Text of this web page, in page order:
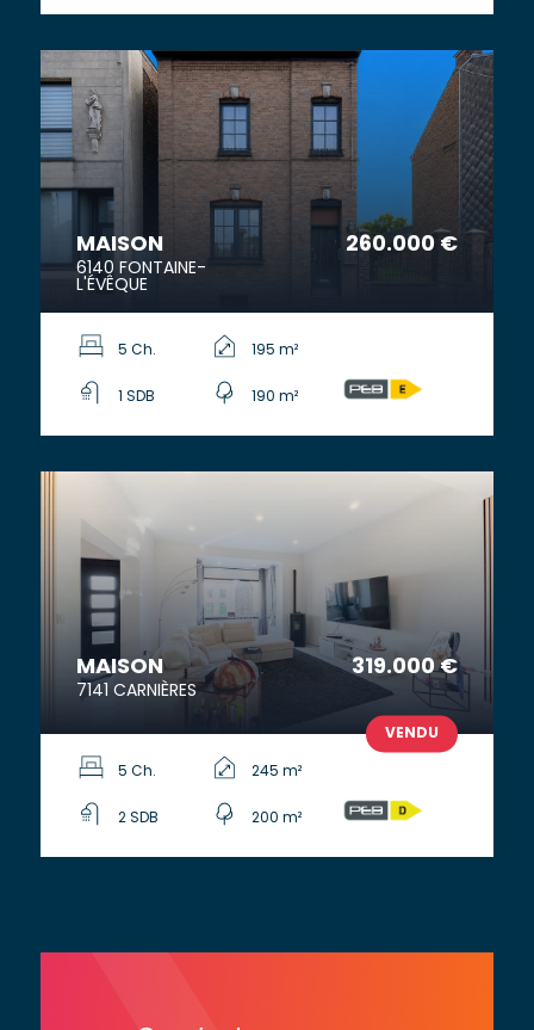
MAISON 260.000 €
6140 FONTAINE-
L'ÉVÊQUE
5 Ch. 195 m²
1 SDB 190 m²
MAISON 319.000 €
7141 CARNIÈRES
VENDU
5 Ch. 245 m²
2 SDB 200 m²